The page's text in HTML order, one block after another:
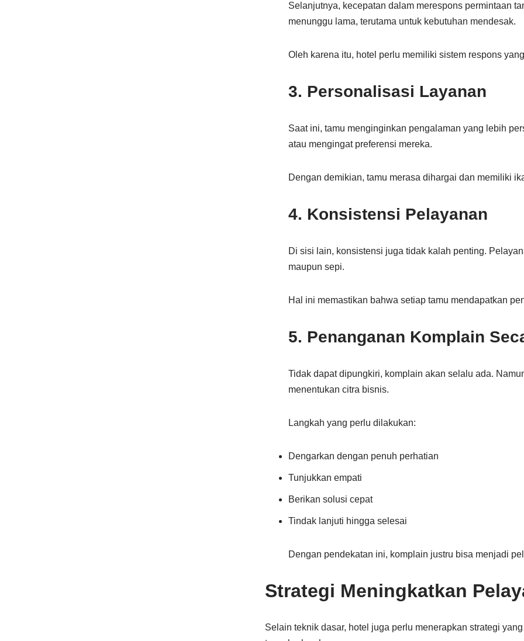
Selanjutnya, kecepatan dalam merespons permintaan
menunggu lama, terutama untuk kebutuhan mendesak.
Oleh karena itu, hotel perlu memiliki sistem respons
3. Personalisasi Layanan
Saat ini, tamu menginginkan pengalaman yang lebih
atau mengingat preferensi mereka.
Dengan demikian, tamu merasa dihargai dan memiliki
4. Konsistensi Pelayanan
Di sisi lain, konsistensi juga tidak kalah penting.
maupun sepi.
Hal ini memastikan bahwa setiap tamu mendapatkan
5. Penanganan Komplain
Tidak dapat dipungkiri, komplain akan selalu ada.
menentukan citra bisnis.
Langkah yang perlu dilakukan:
Dengarkan dengan penuh perhatian
Tunjukkan empati
Berikan solusi cepat
Tindak lanjuti hingga selesai
Dengan pendekatan ini, komplain justru bisa menjadi
Strategi Meningkatkan
Selain teknik dasar, hotel juga perlu menerapkan strategi